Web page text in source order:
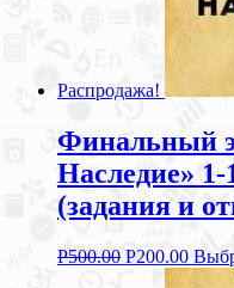
Распродажа!
Финальный
Наследие» 1-
(задания и
Р500.00 Р200.00